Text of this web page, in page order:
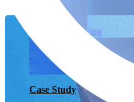
Content Marketing
Social Marketing
Sản xuất hình ảnh & Video
Quảng cáo trả phí
Dịch vụ chăm sóc website
Case Study